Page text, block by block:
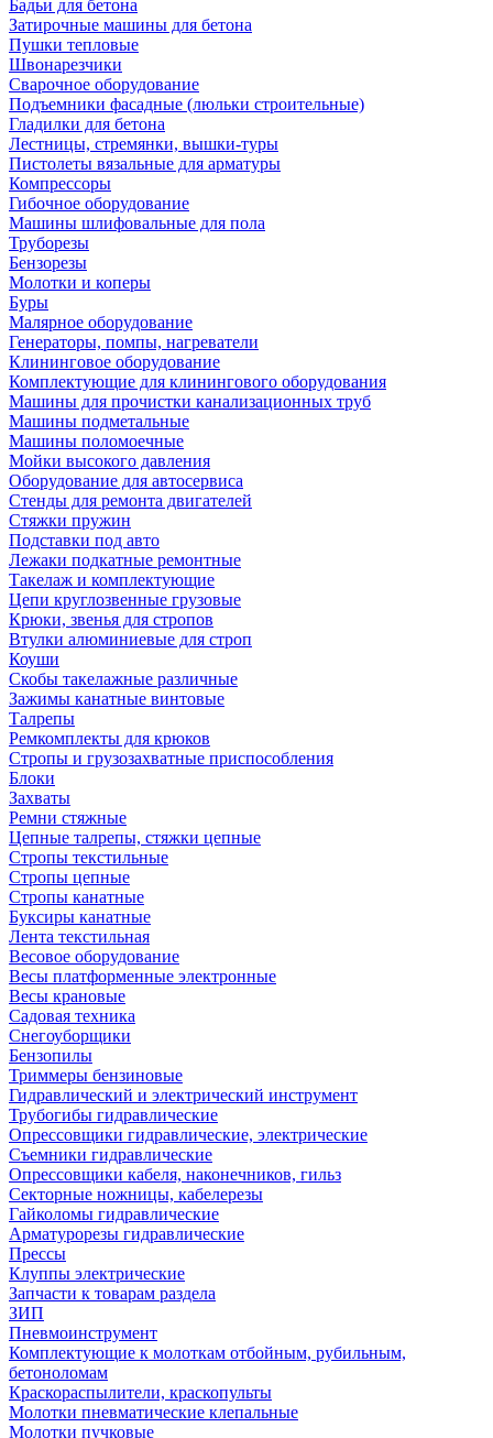
Бадьи для бетона
Затирочные машины для бетона
Пушки тепловые
Швонарезчики
Сварочное оборудование
Подъемники фасадные (люльки строительные)
Гладилки для бетона
Лестницы, стремянки, вышки-туры
Пистолеты вязальные для арматуры
Компрессоры
Гибочное оборудование
Машины шлифовальные для пола
Труборезы
Бензорезы
Молотки и коперы
Буры
Малярное оборудование
Генераторы, помпы, нагреватели
Клининговое оборудование
Комплектующие для клинингового оборудования
Машины для прочистки канализационных труб
Машины подметальные
Машины поломоечные
Мойки высокого давления
Оборудование для автосервиса
Стенды для ремонта двигателей
Стяжки пружин
Подставки под авто
Лежаки подкатные ремонтные
Такелаж и комплектующие
Цепи круглозвенные грузовые
Крюки, звенья для стропов
Втулки алюминиевые для строп
Коуши
Скобы такелажные различные
Зажимы канатные винтовые
Талрепы
Ремкомплекты для крюков
Стропы и грузозахватные приспособления
Блоки
Захваты
Ремни стяжные
Цепные талрепы, стяжки цепные
Стропы текстильные
Стропы цепные
Стропы канатные
Буксиры канатные
Лента текстильная
Весовое оборудование
Весы платформенные электронные
Весы крановые
Садовая техника
Снегоуборщики
Бензопилы
Триммеры бензиновые
Гидравлический и электрический инструмент
Трубогибы гидравлические
Опрессовщики гидравлические, электрические
Съемники гидравлические
Опрессовщики кабеля, наконечников, гильз
Секторные ножницы, кабелерезы
Гайколомы гидравлические
Арматурорезы гидравлические
Прессы
Клуппы электрические
Запчасти к товарам раздела
ЗИП
Пневмоинструмент
Комплектующие к молоткам отбойным, рубильным,
бетоноломам
Краскораспылители, краскопульты
Молотки пневматические клепальные
Молотки пучковые